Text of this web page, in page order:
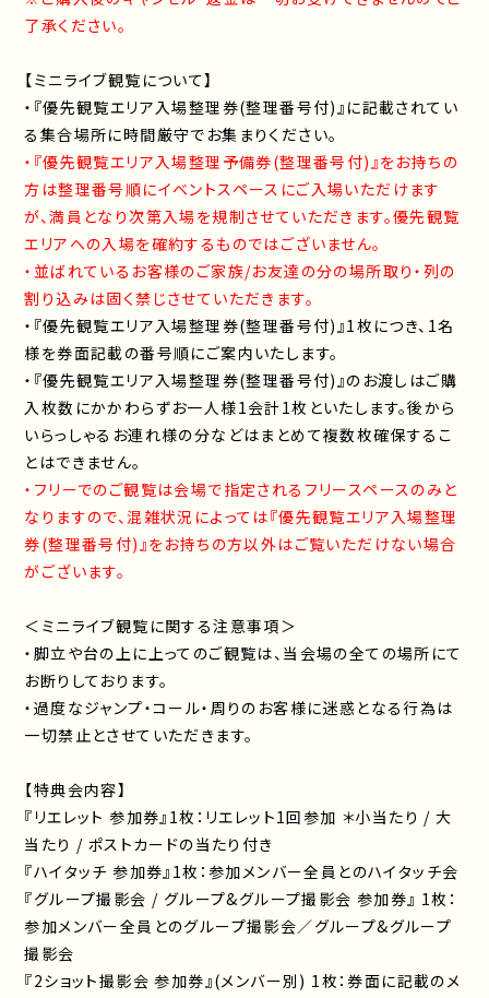
了承ください。
【ミニライブ観覧について】
・『優先観覧エリア入場整理券(整理番号付)』に記載されてい
る集合場所に時間厳守でお集まりください。
・『優先観覧エリア入場整理予備券(整理番号付)』をお持ちの
方は整理番号順にイベントスペースにご入場いただけます
が、満員となり次第入場を規制させていただきます。優先観覧
エリアへの入場を確約するものではございません。
・並ばれているお客様のご家族/お友達の分の場所取り・列の
割り込みは固く禁じさせていただきます。
・『優先観覧エリア入場整理券(整理番号付)』1枚につき、1名
様を券面記載の番号順にご案内いたします。
・『優先観覧エリア入場整理券(整理番号付)』のお渡しはご購
入枚数にかかわらずお一人様1会計1枚といたします。後から
いらっしゃるお連れ様の分などはまとめて複数枚確保するこ
とはできません。
・フリーでのご観覧は会場で指定されるフリースペースのみと
なりますので、混雑状況によっては『優先観覧エリア入場整理
券(整理番号付)』をお持ちの方以外はご覧いただけない場合
がございます。
＜ミニライブ観覧に関する注意事項＞
・脚立や台の上に上ってのご観覧は、当会場の全ての場所にて
お断りしております。
・過度なジャンプ・コール・周りのお客様に迷惑となる行為は
一切禁止とさせていただきます。
【特典会内容】
『リエレット 参加券』1枚：リエレット1回参加 ＊小当たり / 大
当たり / ポストカードの当たり付き
『ハイタッチ 参加券』1枚：参加メンバー全員とのハイタッチ会
『グループ撮影会 / グループ&グループ撮影会 参加券』 1枚：
参加メンバー全員とのグループ撮影会／グループ&グループ
撮影会
『2ショット撮影会 参加券』(メンバー別) 1枚：券面に記載のメ